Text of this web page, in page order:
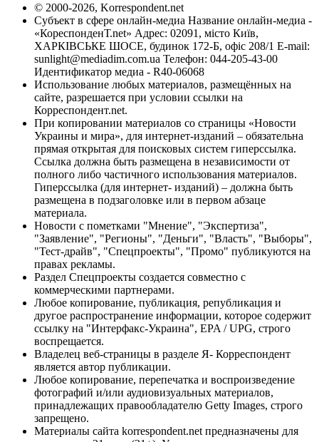
© 2000-2026, Korrespondent.net
Субъект в сфере онлайн-медиа Название онлайн-медиа -
«КореспонденТ.net» Адрес: 02091, місто Київ,
ХАРКІВСЬКЕ ШОСЕ, будинок 172-Б, офіс 208/1 E-mail:
sunlight@mediadim.com.ua Телефон: 044-205-43-00
Идентификатор медиа - R40-06068
Использование любых материалов, размещённых на
сайте, разрешается при условии ссылки на
Корреспондент.net.
При копировании материалов со страницы «Новости
Украины и мира», для интернет-изданий – обязательна
прямая открытая для поисковых систем гиперссылка.
Ссылка должна быть размещена в независимости от
полного либо частичного использования материалов.
Гиперссылка (для интернет- изданий) – должна быть
размещена в подзаголовке или в первом абзаце
материала.
Новости с пометками "Мнение", "Экспертиза",
"Заявление", "Регионы", "Деньги", "Власть", "Выборы",
"Тест-драйв", "Спецпроекты", "Промо" публикуются на
правах рекламы.
Раздел Спецпроекты создается совместно с
коммерческими партнерами.
Любое копирование, публикация, републикация и
другое распространение информации, которое содержит
ссылку на "Интерфакс-Украина", EPA / UPG, строго
воспрещается.
Владелец веб-страницы в разделе Я- Корреспондент
является автор публикации.
Любое копирование, перепечатка и воспроизведение
фотографий и/или аудиовизуальных материалов,
принадлежащих правообладателю Getty Images, строго
запрещено.
Материалы сайта korrespondent.net предназначены для